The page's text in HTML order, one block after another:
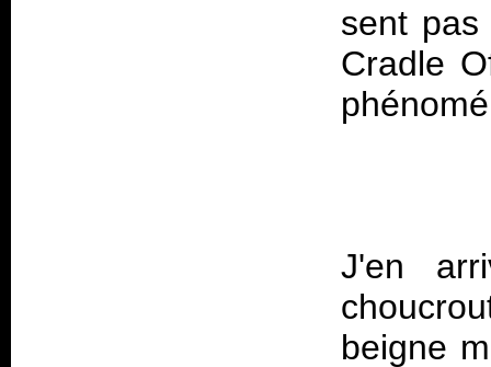
sent
Cradle
J'en
beigne